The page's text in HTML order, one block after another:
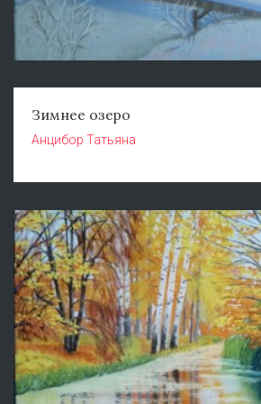
Зимнее озеро
Анцибор Татьяна